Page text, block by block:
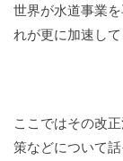
世界が水道事業
れが更に加速して
ここではその改
策などについて話